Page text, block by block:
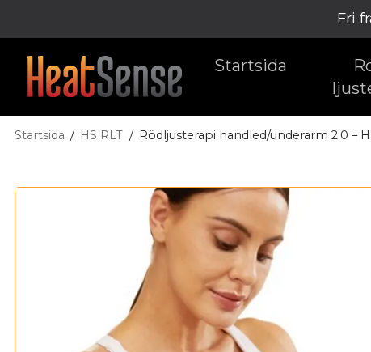
Fri
Startsida
Startsida HS RLT Rödljusterapi handled/underarm 2.0 –